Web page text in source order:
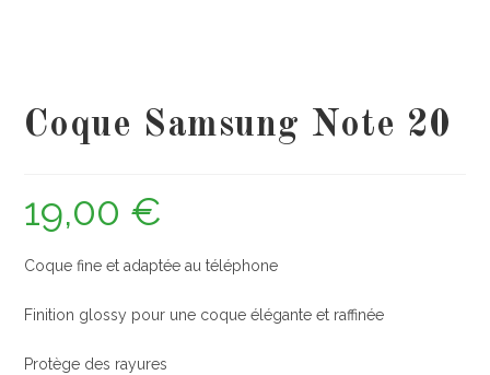
Coque Samsung Note 20
19,00 €
Coque fine et adaptée au téléphone
Finition glossy pour une coque élégante et raffinée
Protège des rayures